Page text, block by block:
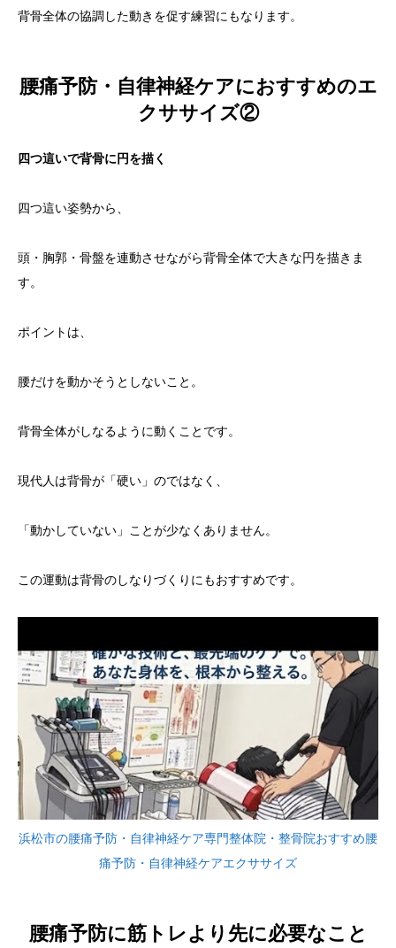
背骨全体の協調した動きを促す練習にもなります。
腰痛予防・自律神経ケアにおすすめのエ
クササイズ②
四つ這いで背骨に円を描く
四つ這い姿勢から、
頭・胸郭・骨盤を連動させながら背骨全体で大きな円を描きま
す。
ポイントは、
腰だけを動かそうとしないこと。
背骨全体がしなるように動くことです。
現代人は背骨が「硬い」のではなく、
「動かしていない」ことが少なくありません。
この運動は背骨のしなりづくりにもおすすめです。
浜松市の腰痛予防・自律神経ケア専門整体院・整骨院おすすめ腰
痛予防・自律神経ケアエクササイズ
腰痛予防に筋トレより先に必要なこと